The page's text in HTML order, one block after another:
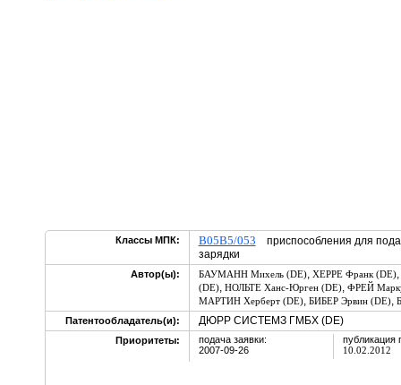
Классы МПК: B05B5/053 приспособления для
зарядки
Автор(ы): БАУМАНН Михель (DE), ХЕРРЕ Франк (DE),
(DE), НОЛЬТЕ Ханс-Юрген (DE), ФРЕЙ
МАРТИН Херберт (DE), БИБЕР Эрвин (DE),
Патентообладатель(и):
ДЮРР СИСТЕМЗ ГМБХ (DE)
Приоритеты:
подача заявки:
2007-09-26
публикация
10.02.2012